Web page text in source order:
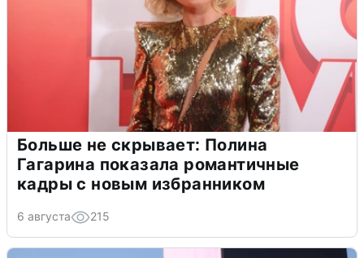
Больше не скрывает: Полина
Гагарина показала романтичные
кадры с новым избранником
6 августа 215